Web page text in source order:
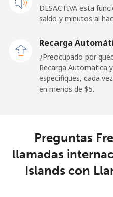
Celular ⁦30.9¢⁩
French Polynesia
Celular ⁦33.9¢⁩
DESACTIVA esta
saldo y minutos al
Recarga
¿Preocupado por
Recarga Automatica
especifiques, cada
en menos de ⁦$5⁩.
Preguntas
llamadas
Islands con